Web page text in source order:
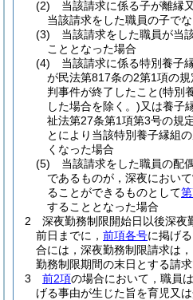
(2)
当該請求に係る子が離縁
当該請求をした職員の子で
(3)
当該請求をした職員が当
こととなった場合
(4)
当該請求に係る特別養子
が民法第817条の2第1項の
判事件が終了したこと(特別
した場合を除く。)又は養子
祉法第27条第1項第3号の規
とにより当該特別養子縁組
くなった場合
(5)
当該請求をした職員の配
であるものが，深夜におい
ることができるものとして
することとなった場合
2
深夜勤務制限開始日以後深夜
前日までに， 前項各号に掲げ
合には，深夜勤務制限請求は
勤務制限期間の末日とする請
3
前2項の場合において，職員
げる事由が生じた旨を育児又